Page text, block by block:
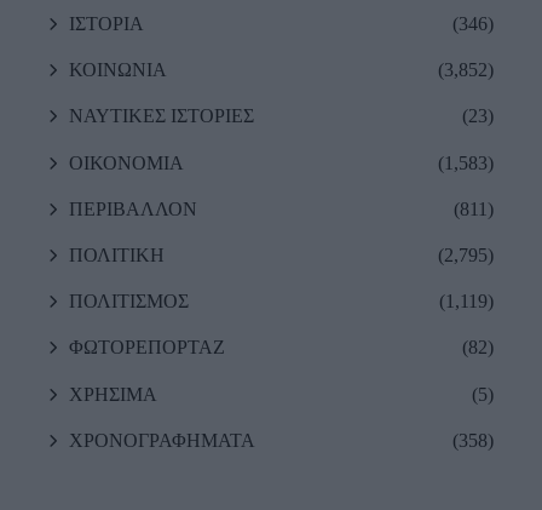
ΙΣΤΟΡΙΑ (346)
ΚΟΙΝΩΝΙΑ (3,852)
ΝΑΥΤΙΚΕΣ ΙΣΤΟΡΙΕΣ (23)
ΟΙΚΟΝΟΜΙΑ (1,583)
ΠΕΡΙΒΑΛΛΟΝ (811)
ΠΟΛΙΤΙΚΗ (2,795)
ΠΟΛΙΤΙΣΜΟΣ (1,119)
ΦΩΤΟΡΕΠΟΡΤΑΖ (82)
ΧΡΗΣΙΜΑ (5)
ΧΡΟΝΟΓΡΑΦΗΜΑΤΑ (358)